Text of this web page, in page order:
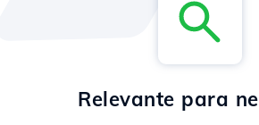
Relevante para